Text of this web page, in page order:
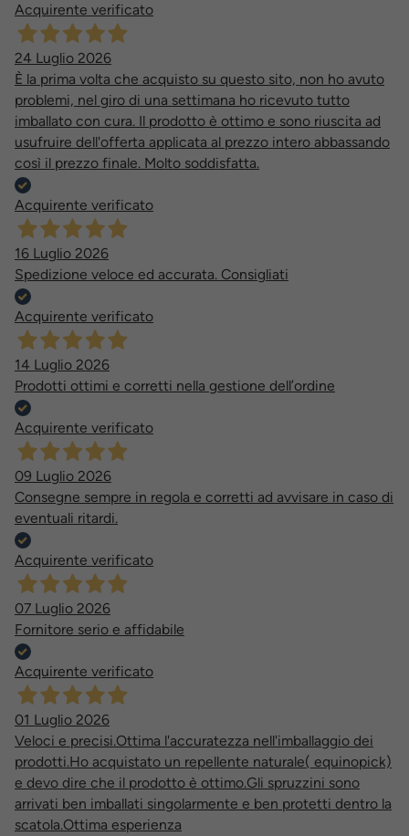
Acquirente verificato
24 Luglio 2026
È la prima volta che acquisto su questo sito, non ho avuto
problemi, nel giro di una settimana ho ricevuto tutto
imballato con cura. Il prodotto è ottimo e sono riuscita ad
usufruire dell'offerta applicata al prezzo intero abbassando
così il prezzo finale. Molto soddisfatta.
Acquirente verificato
16 Luglio 2026
Spedizione veloce ed accurata. Consigliati
Acquirente verificato
14 Luglio 2026
Prodotti ottimi e corretti nella gestione dell’ordine
Acquirente verificato
09 Luglio 2026
Consegne sempre in regola e corretti ad avvisare in caso di
eventuali ritardi.
Acquirente verificato
07 Luglio 2026
Fornitore serio e affidabile
Acquirente verificato
01 Luglio 2026
Veloci e precisi.Ottima l'accuratezza nell'imballaggio dei
prodotti.Ho acquistato un repellente naturale( equinopick)
e devo dire che il prodotto è ottimo.Gli spruzzini sono
arrivati ben imballati singolarmente e ben protetti dentro la
scatola.Ottima esperienza